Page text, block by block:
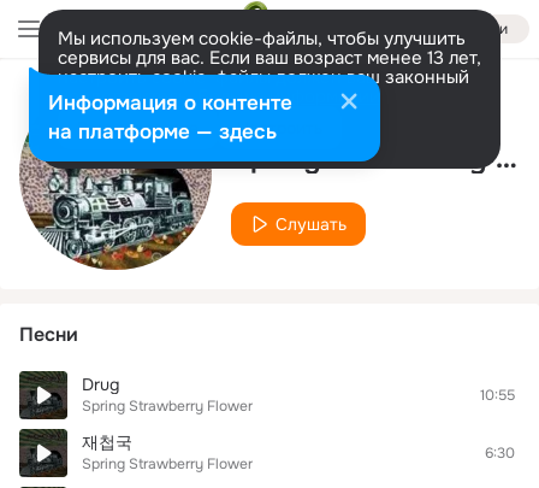
Войти
Мы используем cookie-файлы, чтобы улучшить
сервисы для вас. Если ваш возраст менее 13 лет,
настроить cookie-файлы должен ваш законный
представитель. Больше информации
Разрешить все Настроить
Исполнитель
Spring Strawberry Flower
Слушать
Песни
Drug
Spring Strawberry Flower
10:55
재첩국
Spring Strawberry Flower
6:30
Информация о контенте
на платформе — здесь